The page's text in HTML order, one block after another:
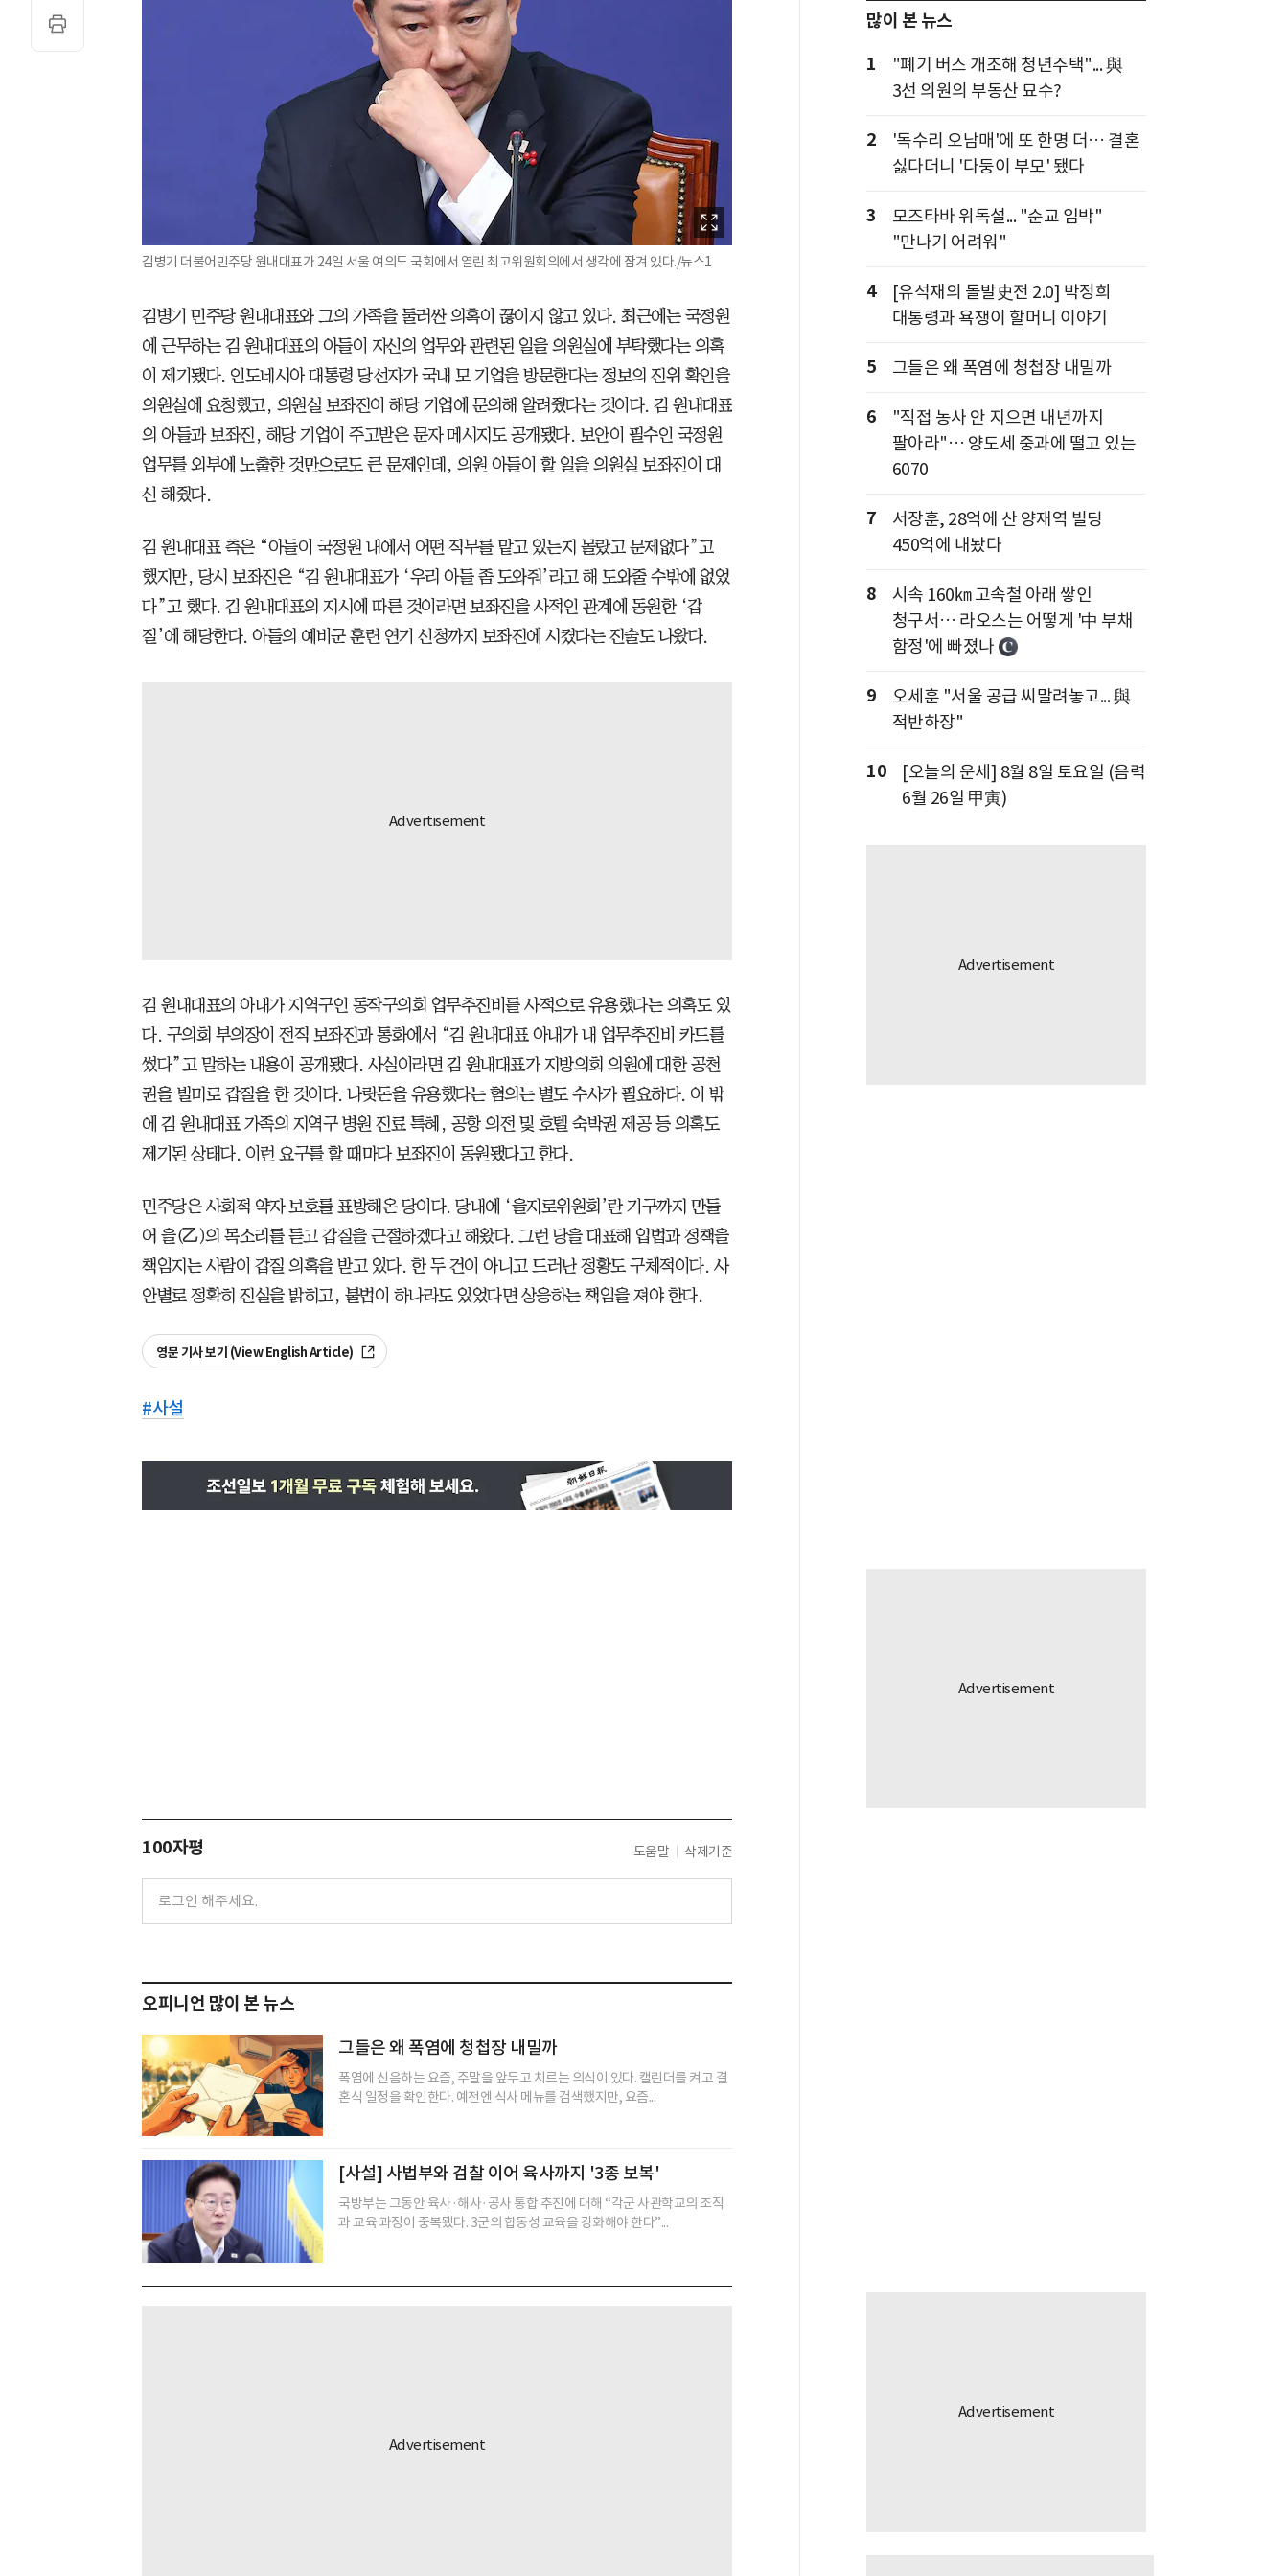
김병기 더불어민주당 원내대표가 24일 서울 여의도 국회에서 열린 최고위원회의에서 생각에 잠겨 있다./뉴스1
김병기 민주당 원내대표와 그의 가족을 둘러싼 의혹이 끊이지 않고 있다. 최근에는 국정원
에 근무하는 김 원내대표의 아들이 자신의 업무와 관련된 일을 의원실에 부탁했다는 의혹
이 제기됐다. 인도네시아 대통령 당선자가 국내 모 기업을 방문한다는 정보의 진위 확인을
의원실에 요청했고, 의원실 보좌진이 해당 기업에 문의해 알려줬다는 것이다. 김 원내대표
의 아들과 보좌진, 해당 기업이 주고받은 문자 메시지도 공개됐다. 보안이 필수인 국정원
업무를 외부에 노출한 것만으로도 큰 문제인데, 의원 아들이 할 일을 의원실 보좌진이 대
신 해줬다.
김 원내대표 측은 “아들이 국정원 내에서 어떤 직무를 맡고 있는지 몰랐고 문제없다”고
했지만, 당시 보좌진은 “김 원내대표가 ‘우리 아들 좀 도와줘’라고 해 도와줄 수밖에 없었
다”고 했다. 김 원내대표의 지시에 따른 것이라면 보좌진을 사적인 관계에 동원한 ‘갑
질’에 해당한다. 아들의 예비군 훈련 연기 신청까지 보좌진에 시켰다는 진술도 나왔다.
김 원내대표의 아내가 지역구인 동작구의회 업무추진비를 사적으로 유용했다는 의혹도 있
다. 구의회 부의장이 전직 보좌진과 통화에서 “김 원내대표 아내가 내 업무추진비 카드를
썼다”고 말하는 내용이 공개됐다. 사실이라면 김 원내대표가 지방의회 의원에 대한 공천
권을 빌미로 갑질을 한 것이다. 나랏돈을 유용했다는 혐의는 별도 수사가 필요하다. 이 밖
에 김 원내대표 가족의 지역구 병원 진료 특혜, 공항 의전 및 호텔 숙박권 제공 등 의혹도
제기된 상태다. 이런 요구를 할 때마다 보좌진이 동원됐다고 한다.
민주당은 사회적 약자 보호를 표방해온 당이다. 당내에 ‘을지로위원회’란 기구까지 만들
어 을(乙)의 목소리를 듣고 갑질을 근절하겠다고 해왔다. 그런 당을 대표해 입법과 정책을
책임지는 사람이 갑질 의혹을 받고 있다. 한 두 건이 아니고 드러난 정황도 구체적이다. 사
안별로 정확히 진실을 밝히고, 불법이 하나라도 있었다면 상응하는 책임을 져야 한다.
영문 기사 보기 (View English Article)
#사설
100자평 도움말 삭제기준
오피니언 많이 본 뉴스
그들은 왜 폭염에 청첩장 내밀까
폭염에 신음하는 요즘, 주말을 앞두고 치르는 의식이 있다. 캘린더를 켜고 결
혼식 일정을 확인한다. 예전엔 식사 메뉴를 검색했지만, 요즘...
[사설] 사법부와 검찰 이어 육사까지 '3종 보복'
국방부는 그동안 육사·해사·공사 통합 추진에 대해 “각군 사관학교의 조직
과 교육 과정이 중복됐다. 3군의 합동성 교육을 강화해야 한다”...
많이 본 뉴스
1
"폐기 버스 개조해 청년주택"... 與
3선 의원의 부동산 묘수?
2
'독수리 오남매'에 또 한명 더… 결혼
싫다더니 '다둥이 부모' 됐다
3
모즈타바 위독설... "순교 임박"
"만나기 어려워"
4
[유석재의 돌발史전 2.0] 박정희
대통령과 욕쟁이 할머니 이야기
5 그들은 왜 폭염에 청첩장 내밀까
6
"직접 농사 안 지으면 내년까지
팔아라"… 양도세 중과에 떨고 있는
6070
7
서장훈, 28억에 산 양재역 빌딩
450억에 내놨다
8
시속 160㎞ 고속철 아래 쌓인
청구서… 라오스는 어떻게 '中 부채
함정'에 빠졌나
9
오세훈 "서울 공급 씨말려놓고... 與
적반하장"
10
[오늘의 운세] 8월 8일 토요일 (음력
6월 26일 甲寅)